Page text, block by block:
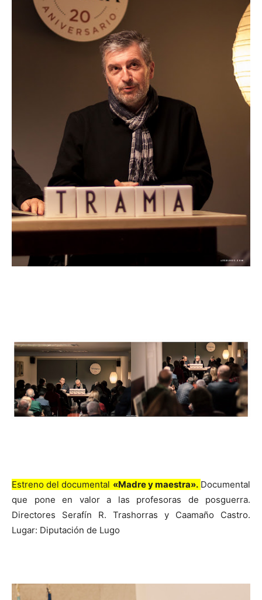
Estreno del documental «Madre y maestra». Documental
que pone en valor a las profesoras de posguerra.
Directores Serafín R. Trashorras y Caamaño Castro.
Lugar: Diputación de Lugo